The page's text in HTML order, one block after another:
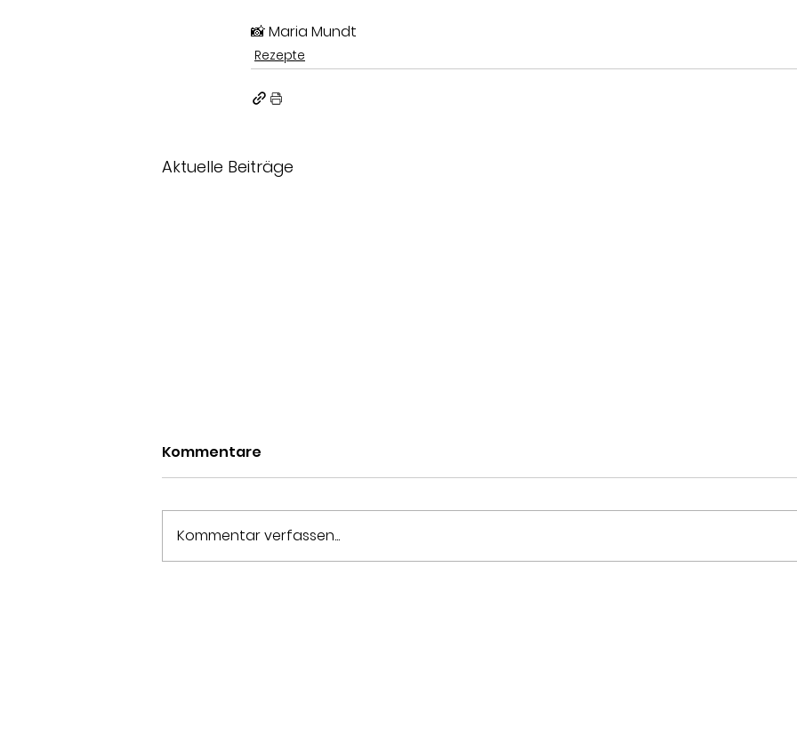
📸 Maria Mundt
Rezepte
Aktuelle Beiträge
Kommentare
Kommentar verfassen...